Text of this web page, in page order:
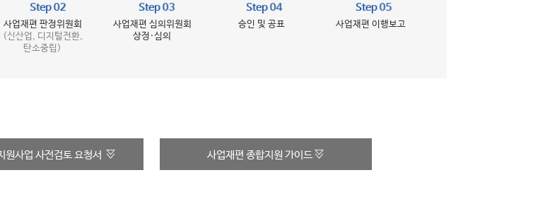
사업재편 판정위원회
(신산업, 디지털전환,
탄소중립)
사업재편 심의위원회
상정·심의
승인 및 공표 사업재편 이행보고
원사업 사전검토 요청서 사업재편 종합지원 가이드